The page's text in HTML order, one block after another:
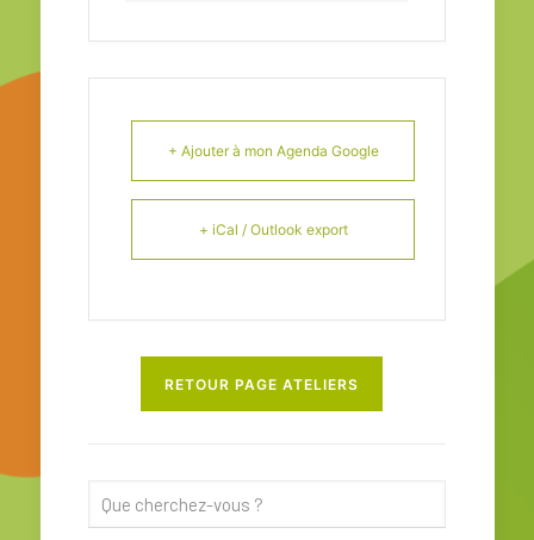
+ Ajouter à mon Agenda Google
+ iCal / Outlook export
RETOUR PAGE ATELIERS